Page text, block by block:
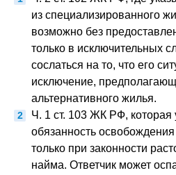
из специализированного
возможно без
только в исключительных
сослаться на то, что его
исключение,
альтернативного жилья.
Ч. 1 ст. 103 ЖК РФ, которая
обязанность
только при законности
найма. Ответчик может